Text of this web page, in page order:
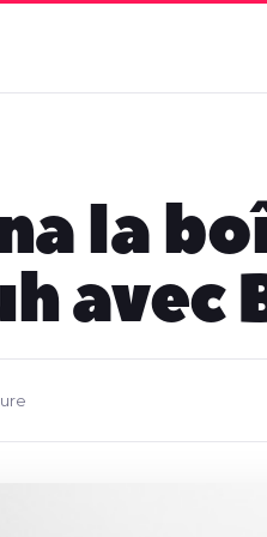
la
avec